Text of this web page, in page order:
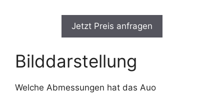
Jetzt Preis anfragen
Bilddarstellung
Welche Abmessungen hat das Auo